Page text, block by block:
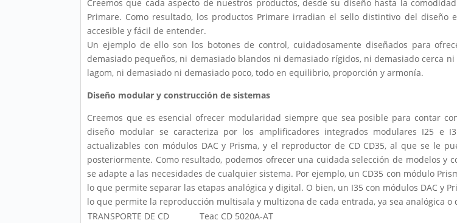
Creemos que cada aspecto de nuestros productos, desde su diseño hasta la
Primare. Como resultado, los productos Primare irradian el sello distintivo del diseño
accesible y fácil de entender.
Un ejemplo de ello son los botones de control, cuidadosamente diseñados para
demasiado pequeños, ni demasiado blandos ni demasiado rígidos, ni demasiado cerca
lagom, ni demasiado ni demasiado poco, todo en equilibrio, proporción y armonía.
Diseño modular y construcción de sistemas
Creemos que es esencial ofrecer modularidad siempre que sea posible para contar
diseño modular se caracteriza por los amplificadores integrados modulares I25 e
actualizables con módulos DAC y Prisma, y ​​el reproductor de CD CD35, al que se le
posteriormente. Como resultado, podemos ofrecer una cuidada selección de modelos
se adapte a las necesidades de cualquier sistema. Por ejemplo, un CD35 con módulo
lo que permite separar las etapas analógica y digital. O bien, un I35 con módulos DAC y
lo que permite la reproducción multisala y multizona de cada entrada, ya sea analógica o
TRANSPORTE DE CD
Teac CD 5020A-AT